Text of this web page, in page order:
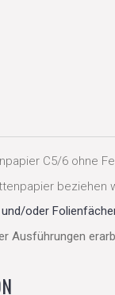
C5/6 ohne
beziehen
oder
Ausführungen